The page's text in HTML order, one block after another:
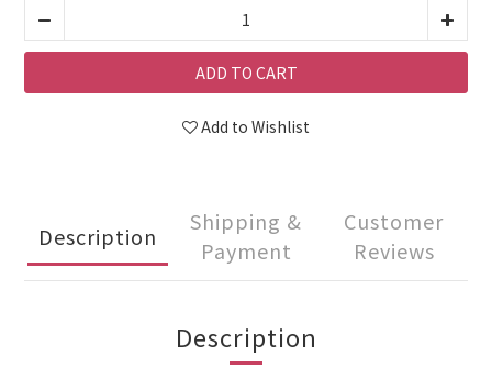
ADD TO CART
Add to Wishlist
Description
Shipping &
Payment
Customer
Reviews
Description